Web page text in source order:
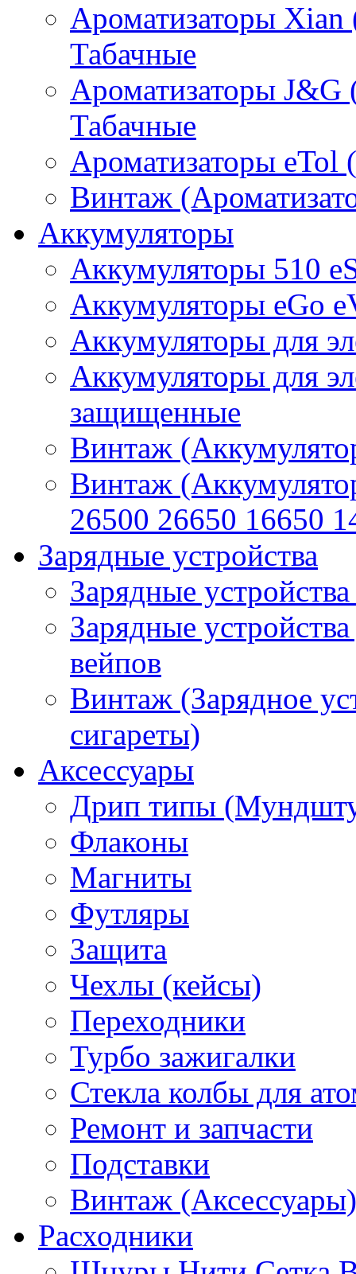
Ароматизаторы
Табачные
Ароматизаторы
Табачные
Ароматизаторы eTol
Винтаж
Аккумуляторы
Аккумуляторы 510
Аккумуляторы eGo
Аккумуляторы для
Аккумуляторы для
защищенные
Винтаж
Винтаж
26500 26650 16650
Зарядные устройства
Зарядные
Зарядные
вейпов
Винтаж (Зарядное
сигареты)
Аксессуары
Дрип типы
Флаконы
Магниты
Футляры
Защита
Чехлы (кейсы)
Переходники
Турбо зажигалки
Стекла колбы для
Ремонт и запчасти
Подставки
Винтаж (Аксессуары)
Расходники